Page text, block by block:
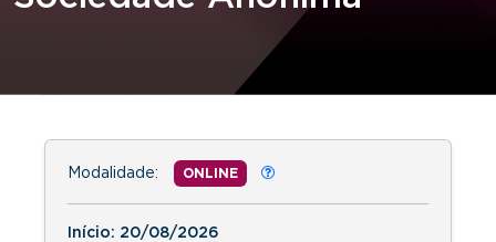
Modalidade: ONLINE
Início: 20/08/2026